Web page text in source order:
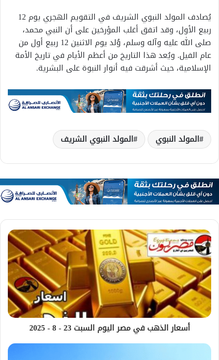
يُصادف المولد النبوي الشريف في التقويم الهجري يوم 12
ربيع الأول، وقد اتفق أغلب المؤرخين على أن النبي محمد،
صلى الله عليه وآله وسلم، وُلد يوم الاثنين 12 ربيع أول من
عام الفيل. ويُعد هذا التاريخ من أعظم الأيام في تاريخ الأمة
الإسلامية، حيث أشرقت فيه أنوار النبوة على البشرية.
المولد النبوي المولد النبوي الشريف
أسعار الذهب في مصر اليوم السبت 23 - 8 - 2025